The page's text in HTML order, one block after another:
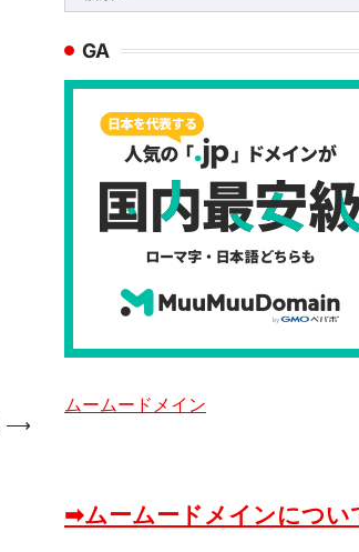
⟶
索:
GA
ムームードメイン
➡ムームードメインについ